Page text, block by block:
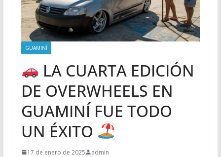
GUAMINÍ
LA CUARTA EDICIÓN
DE OVERWHEELS EN
GUAMINÍ FUE TODO
UN ÉXITO
17 de enero de 2025 admin